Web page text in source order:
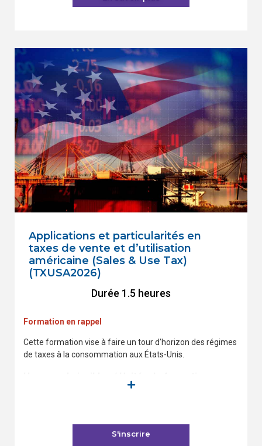
3,5 UFC - Formation au choix
Applications et particularités en
taxes de vente et d’utilisation
américaine (Sales & Use Tax)
(TXUSA2026)
Durée 1.5 heures
Formation en rappel
Cette formation vise à faire un tour d’horizon des régimes
de taxes à la consommation aux États-Unis.
S'inscrire